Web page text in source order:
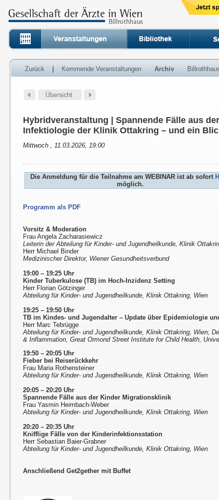
Zurück Kommende Veranstaltungen Archiv
Hybridveranstaltung | Spannende Fälle aus
Infektiologie der Klinik Ottakring – und ein
Mittwoch , 11.03.2026, 19:00
Die Anmeldung für die Teilnahme am WEBINAR ist ab sofort
möglich.
Programm als PDF
Vorsitz & Moderation
Frau Angela Zacharasiewicz
Leiterin der Abteilung für Kinder- und Jugendheilkunde, Klinik
Herr Michael Binder
Medizinischer Direktor, Wiener Gesundheitsverbund
19:00 – 19:25 Uhr
Kinder Tuberkulose (TB) im Hoch-Inzidenz Setting
Herr Florian Götzinger
Abteilung für Kinder- und Jugendheilkunde, Klinik Ottakring, Wien
19:25 – 19:50 Uhr
TB im Kindes- und Jugendalter – Update über Epidemiologie
Herr Marc Tebrügge
Abteilung für Kinder- und Jugendheilkunde, Klinik Ottakring, Wien;
& Inflammation, Great Ormond Street Institute for Child Health,
19:50 – 20:05 Uhr
Fieber bei Reiserückkehr
Frau Maria Rothensteiner
Abteilung für Kinder- und Jugendheilkunde, Klinik Ottakring, Wien
20:05 – 20:20 Uhr
Spannende Fälle aus der Kinder Migrationsklinik
Frau Yasmin Heimbach-Weber
Abteilung für Kinder- und Jugendheilkunde, Klinik Ottakring, Wien
20:20 – 20:35 Uhr
Knifflige Fälle von der Kinderinfektionsstation
Herr Sebastian Baier-Grabner
Abteilung für Kinder- und Jugendheilkunde, Klinik Ottakring, Wien
Anschließend Get2gether mit Buffet